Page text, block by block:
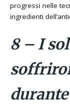
progressi nelle
ingredienti
8 – I